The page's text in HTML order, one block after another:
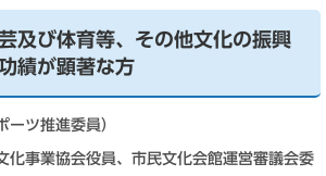
及び体育等、その他文化の振興
績が顕著な方
ーツ推進委員）
化事業協会役員、市民文化会館運営審議会委